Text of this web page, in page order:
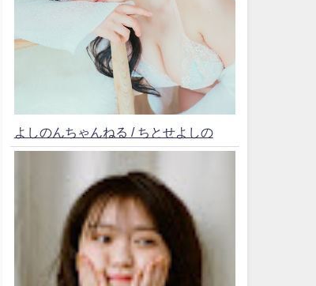
よしのんちゃんねる / ちとせよしの